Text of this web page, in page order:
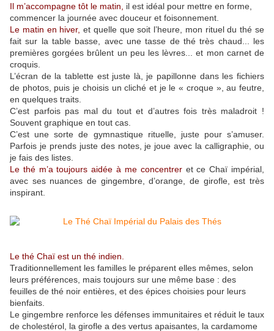
Il m’accompagne tôt le matin, il est idéal pour mettre en forme,
commencer la journée avec douceur et foisonnement.
Le matin en hiver,et quelle que soit l’heure, mon rituel du thé se
fait sur la table basse, avec une tasse de thé très chaud... les
premières gorgées brûlent un peu les lèvres... et mon carnet de
croquis.
L’écran de la tablette est juste là, je papillonne dans les fichiers
de photos, puis je choisis un cliché et je le « croque », au feutre,
en quelques traits.
C’est parfois pas mal du tout et d’autres fois très maladroit !
Souvent graphique en tout cas.
C’est une sorte de gymnastique rituelle, juste pour s’amuser.
Parfois je prends juste des notes, je joue avec la calligraphie, ou
je fais des listes.
Le thé m’a toujours aidée à me concentreret ce Chaï impérial,
avec ses nuances de gingembre, d’orange, de girofle, est très
inspirant.
Le thé Chaï est un thé indien.
Traditionnellement les familles le préparent elles mêmes, selon
leurs préférences, mais toujours sur une même base : des
feuilles de thé noir entières, et des épices choisies pour leurs
bienfaits.
Le gingembre renforce les défenses immunitaires et réduit le taux
de cholestérol, la girofle a des vertus apaisantes, la cardamome